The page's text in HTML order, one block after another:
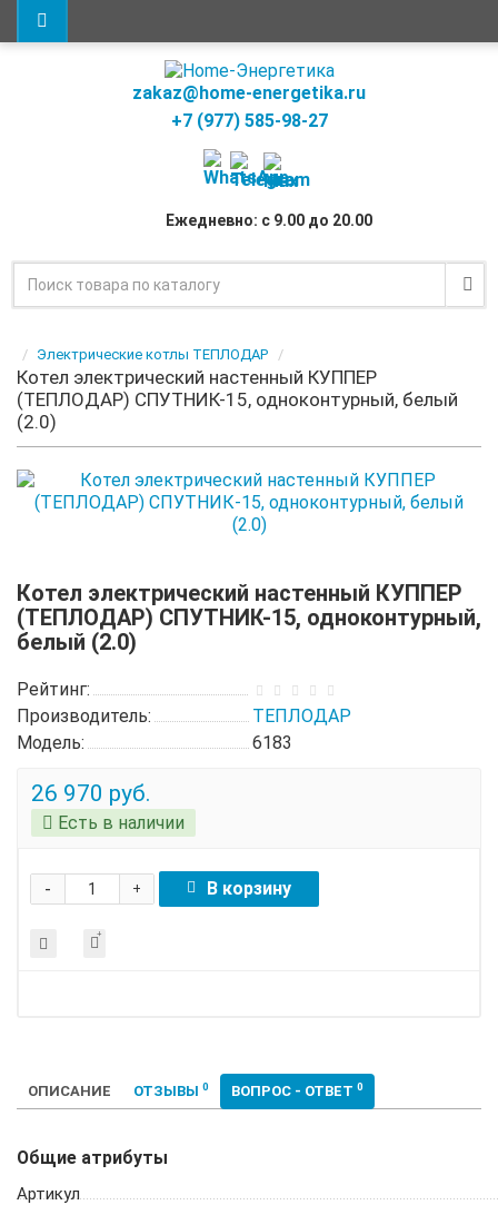
zakaz@home-energetika.ru
+7 (977) 585-98-27
Ежедневно: с 9.00 до 20.00
Электрические котлы ТЕПЛОДАР
Котел электрический настенный КУППЕР
(ТЕПЛОДАР) СПУТНИК-15, одноконтурный, белый
(2.0)
Котел электрический настенный КУППЕР
(ТЕПЛОДАР) СПУТНИК-15, одноконтурный,
белый (2.0)
Рейтинг:
Производитель:
ТЕПЛОДАР
Модель:
6183
26 970 руб.
Есть в наличии
+
- В корзину
ОПИСАНИЕ ОТЗЫВЫ 0 ВОПРОС - ОТВЕТ 0
Общие атрибуты
Артикул